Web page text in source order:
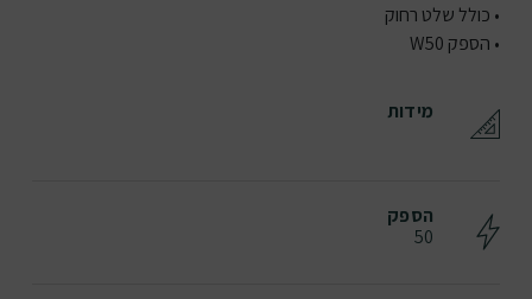
• כולל שלט רחוק
• הספק W50
מידות
הספק
50